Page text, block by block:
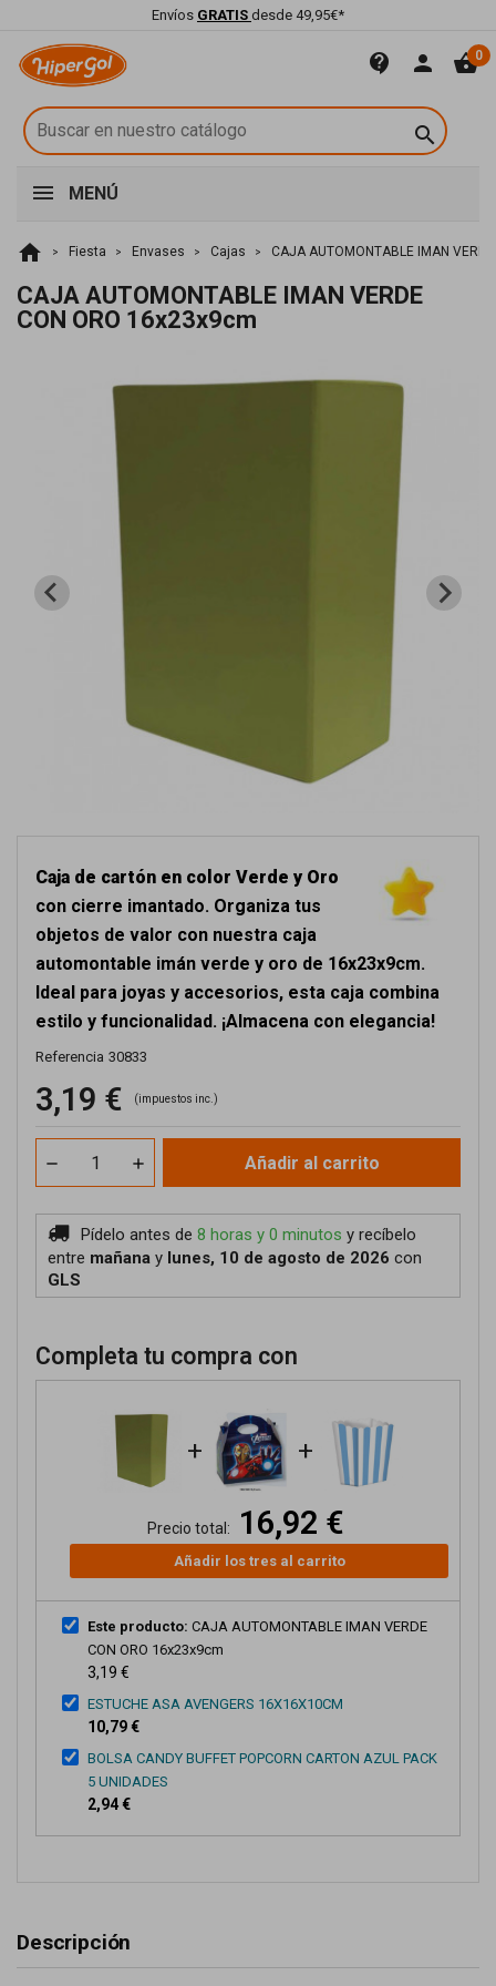
Envíos GRATIS desde 49,95€*
contact_support person shopping_basket0

MENÚ
home Fiesta Envases Cajas CAJA AUTOMONTABLE IMAN
CAJA AUTOMONTABLE IMAN VERDE
CON ORO 16x23x9cm
Caja de cartón en color Verde y Oro
con cierre imantado. Organiza tus
objetos de valor con nuestra caja
automontable imán verde y oro de 16x23x9cm.
Ideal para joyas y accesorios, esta caja combina
estilo y funcionalidad. ¡Almacena con elegancia!
Referencia 30833
3,19 € (impuestos inc.)
Añadir al carrito
Pídelo antes de 8 horas y 0 minutos y recíbelo
entre mañana y lunes, 10 de agosto de 2026 con
GLS
Completa tu compra con
+ +
Precio total: 16,92 €
Añadir los tres al carrito
Este producto: CAJA AUTOMONTABLE IMAN VERDE
CON ORO 16x23x9cm
3,19 €
ESTUCHE ASA AVENGERS 16X16X10CM
10,79 €
BOLSA CANDY BUFFET POPCORN CARTON AZUL PACK
5 UNIDADES
2,94 €
Descripción